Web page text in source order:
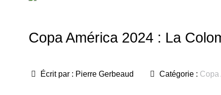
Copa América 2024 : La
Écrit par : Pierre Gerbeaud Catégorie : Copa